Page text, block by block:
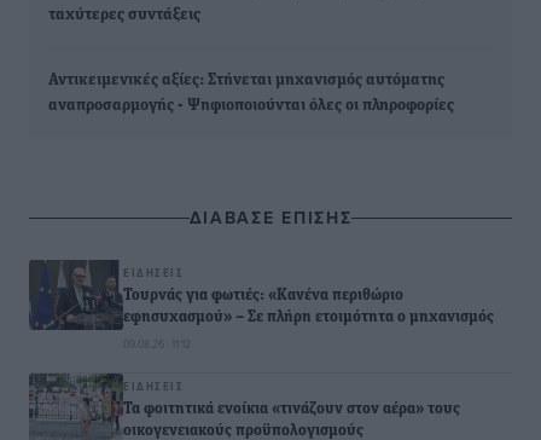
ταχύτερες συντάξεις
Αντικειμενικές αξίες: Στήνεται μηχανισμός αυτόματης
αναπροσαρμογής - Ψηφιοποιούνται όλες οι πληροφορίες
ΔΙΑΒΑΣΕ ΕΠΙΣΗΣ
ΕΙΔΉΣΕΙΣ
Τουρνάς για φωτιές: «Κανένα περιθώριο
εφησυχασμού» – Σε πλήρη ετοιμότητα ο μηχανισμός
09.08.26 · 11:12
ΕΙΔΉΣΕΙΣ
Τα φοιτητικά ενοίκια «τινάζουν στον αέρα» τους
οικογενειακούς προϋπολογισμούς